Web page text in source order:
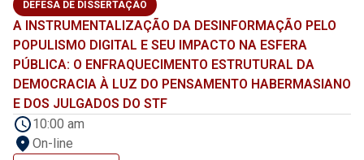
DEFESA DE DISSERTAÇÃO
A INSTRUMENTALIZAÇÃO DA DESINFORMAÇÃO PELO
POPULISMO DIGITAL E SEU IMPACTO NA ESFERA
PÚBLICA: O ENFRAQUECIMENTO ESTRUTURAL DA
DEMOCRACIA À LUZ DO PENSAMENTO HABERMASIANO
E DOS JULGADOS DO STF
10:00 am
On-line